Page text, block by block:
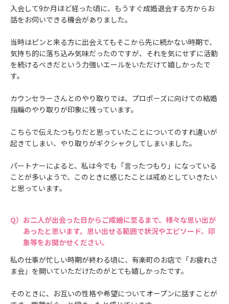
入会して9か月ほど経った頃に、もうすぐ成婚退会する方からお
話をお伺いできる機会がありました。
当時はピンと来る方に出会えてもそこから先に続かない時期で、
気持ち的に落ち込み気味だったのですが、それを気にせずに活動
を続けるべきだという力強いエールをいただけて嬉しかったで
す。
カウンセラーさんとのやり取りでは、プロポーズに向けての結婚
指輪のやり取りが印象に残っています。
こちらで伝えたつもりだと思っていたことについてのすれ違いが
起きてしまい、やり取りがギクシャクしてしまいました。
パートナーによると、私は今でも「言ったつもり」になっている
ことが多いようで、このときに感じたことは戒めとしていきたい
と思っています。
お二人が出会った日からご成婚に至るまで、様々な思い出が
あったと思います。思い出せる範囲で状況やエピソード、印
象等をお聞かせください。
私の仕事が忙しい時期が終わる頃に、有楽町のお店で「お疲れさ
ま会」を開いていただけたのがとても嬉しかったです。
そのときに、お互いの性格や希望についてオープンに話すことが